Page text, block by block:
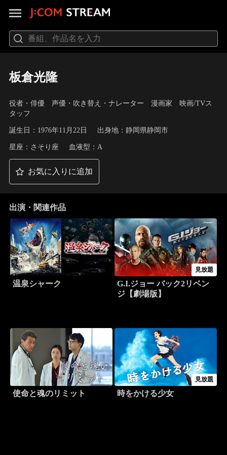
板倉光隆
役者・俳優 声優・吹き替え・ナレーター 漫画家 映画/TVス
タッフ
誕生日：1976年11月22日 出身地：静岡県静岡市
星座：さそり座 血液型：A
お気に入りに追加
出演・関連作品
温泉シャーク
見放題
G.I.ジョー バック2リベン
ジ【劇場版】
使命と魂のリミット
見放題
時をかける少女